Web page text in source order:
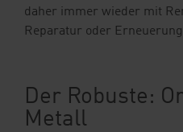
daher immer wieder mit
Reparatur oder
Der Robuste:
Metall